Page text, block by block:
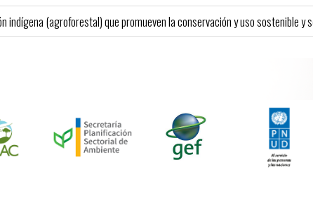
(agroforestal) que promueven la conservación y uso sostenible y